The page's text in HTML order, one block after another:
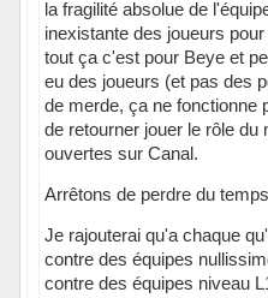
la fragilité absolue de
inexistante des joueurs
tout ça c'est pour Beye et
eu des joueurs (et pas des
de merde, ça ne fonctionne
de retourner jouer le rôle
ouvertes sur Canal.
Arrêtons de perdre du
Je rajouterai qu'a chaque
contre des équipes
contre des équipes niveau